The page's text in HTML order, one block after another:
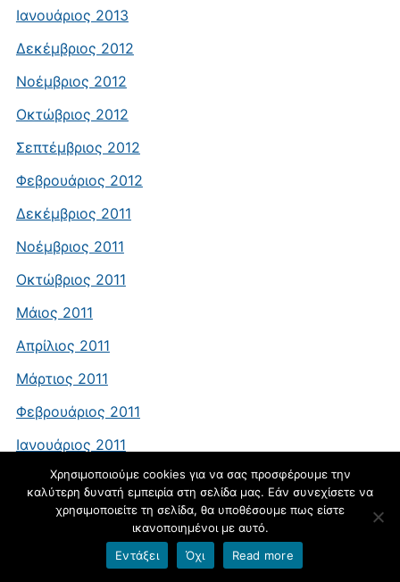
Ιανουάριος 2013
Δεκέμβριος 2012
Νοέμβριος 2012
Οκτώβριος 2012
Σεπτέμβριος 2012
Φεβρουάριος 2012
Δεκέμβριος 2011
Νοέμβριος 2011
Οκτώβριος 2011
Μάιος 2011
Απρίλιος 2011
Μάρτιος 2011
Φεβρουάριος 2011
Ιανουάριος 2011
Δεκέμβριος 2010
Νοέμβριος 2010
Οκτώβριος 2010
Χρησιμοποιούμε cookies για να σας προσφέρουμε την
καλύτερη δυνατή εμπειρία στη σελίδα μας. Εάν συνεχίσετε να
χρησιμοποιείτε τη σελίδα, θα υποθέσουμε πως είστε
ικανοποιημένοι με αυτό.
Εντάξει
Όχι Read more